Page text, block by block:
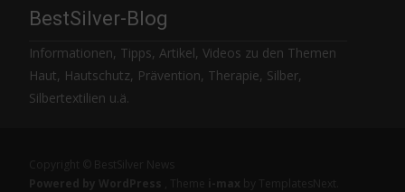
BestSilver-Blog
Informationen, Tipps, Artikel, Videos zu den Themen
Haut, Hautschutz, Prävention, Therapie, Silber,
Silbertextilien u.ä.
Powered by WordPress
i-max